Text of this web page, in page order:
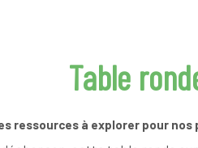
Table
ressources à explorer pour nos